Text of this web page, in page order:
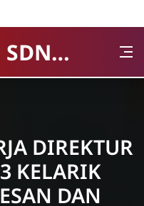
Official Website SDN 003 kelarik Utara
DIREKTUR
KELARIK
DAN